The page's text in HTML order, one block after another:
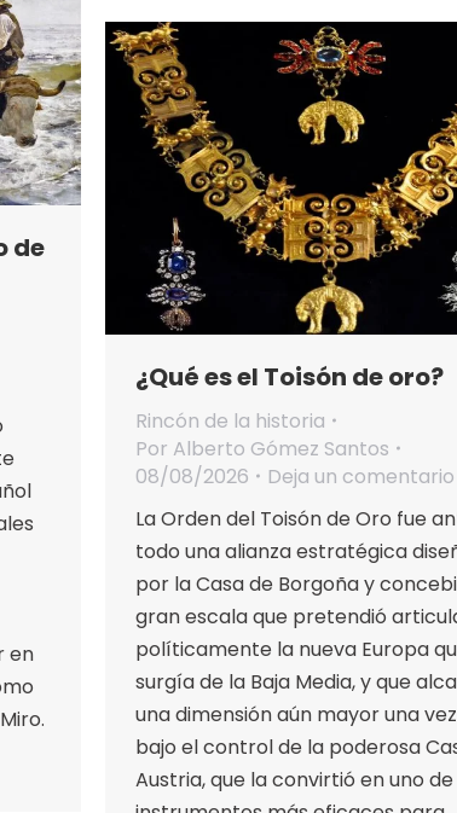
de
en
¿Qué es el Toisón de oro?
Rincón de la historia
Por Alberto Gómez Santos
08/08/2026
Deja un comentario
La Orden del Toisón de Oro fue
todo una alianza estratégica
por la Casa de Borgoña y
gran escala que pretendió
políticamente la nueva Europa
surgía de la Baja Media, y que
una dimensión aún mayor una
bajo el control de la poderosa
Austria, que la convirtió en uno de